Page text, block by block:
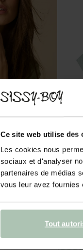
Ce site web utilise des
Les cookies nous
sociaux et d'analyser
partenaires de médias
vous leur avez fournies
Tout